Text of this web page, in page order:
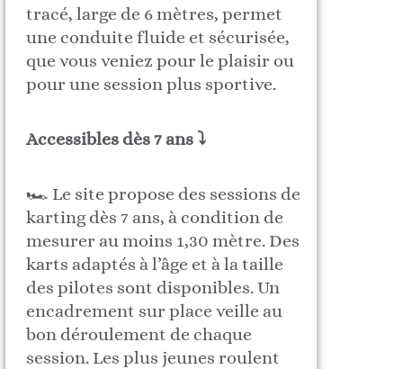
tracé, large de 6 mètres, permet
une conduite fluide et sécurisée,
que vous veniez pour le plaisir ou
pour une session plus sportive.
Accessibles dès 7 ans ⤵
🏎️ Le site propose des sessions de
karting dès 7 ans, à condition de
mesurer au moins 1,30 mètre. Des
karts adaptés à l’âge et à la taille
des pilotes sont disponibles. Un
encadrement sur place veille au
bon déroulement de chaque
session. Les plus jeunes roulent